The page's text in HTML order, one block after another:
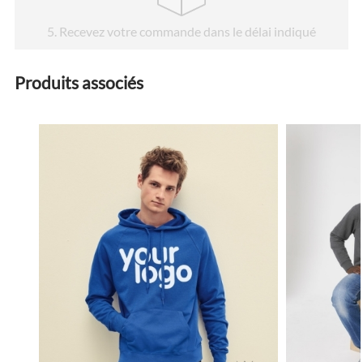
5. Recevez votre commande dans le délai indiqué
Produits associés